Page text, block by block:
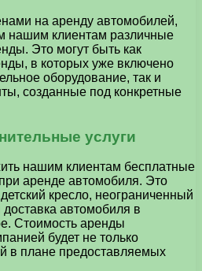
на аренду автомобилей,
нашим клиентам различные
Это могут быть как
в которых уже включено
оборудование, так и
созданные под конкретные
услуги
нашим клиентам бесплатные
аренде автомобиля. Это
кресло, неограниченный
автомобиля в
Стоимость аренды
будет не только
в плане предоставляемых